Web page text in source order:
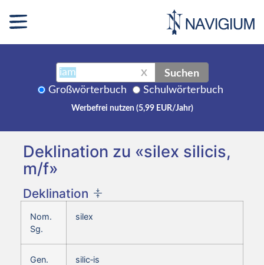
X Suchen
Großwörterbuch Schulwörterbuch
Werbefrei nutzen (5,99 EUR/Jahr)
Deklination zu «silex silicis,
m/f»
Deklination
Nom.
Sg.
silex
Gen.
silic‑is